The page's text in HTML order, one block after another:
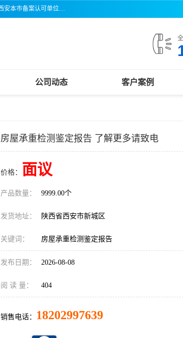
三亚市吉奥普建设工程质量检测有限公司陕西分公司是一家专业从事建筑主体结构检测鉴定的第三方机构，本公司经陕西省和西安本市备案认可单位，公司各项检测仪器设备齐全，检测人员经过严格训练，熟练掌握各项仪器设备的操作及维护工作，检测人员全部取得了资格证书，以保证质量管理体系的有效运行， 保证检测工作的公正性、科学性和准确性，更好地为社会服务。
公司动态 客户案例
房屋承重检测鉴定报告 了解更多请致电
价格： 面议
产品数量： 9999.00个
发货地址： 陕西省西安市新城区
关键词： 房屋承重检测鉴定报告
发布日期： 2026-08-08
阅 读 量： 404
销售电话： 18202997639